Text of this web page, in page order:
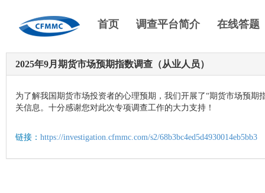
首页 调查平台简介 在线答题
2025年9月期货市场预期指数调查（从业人员）
为了解我国期货市场投资者的心理预期，我们开展了“期货市场预
关信息。十分感谢您对此次专项调查工作的大力支持！
链接： https://investigation.cfmmc.com/s2/68b3bc4ed5d4930014eb5bb3